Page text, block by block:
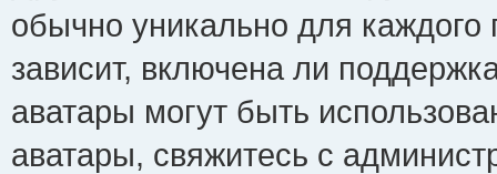
обычно уникально для каждого
зависит, включена ли
аватары могут быть
аватары, свяжитесь с